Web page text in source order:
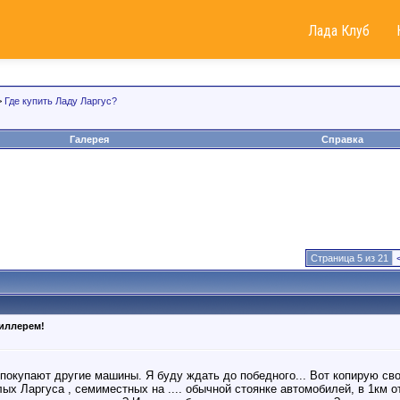
Лада Клуб
Где купить Ладу Ларгус?
Галерея Справка
Страница 5 из 21
другие машины. Я буду ждать до победного... Вот копирую
Ларгуса , семиместных на .... обычной стоянке автомобилей, в 1км